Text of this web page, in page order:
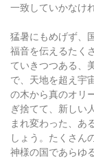
一致していかなけ
猛暑にもめげず、
福音を伝えるたく
ていきつつある、
で、天地を超え宇
の木から真のオリ
ぎ捨てて、新しい
まれ変わった、あ
しょう。たくさん
神様の国であらゆ